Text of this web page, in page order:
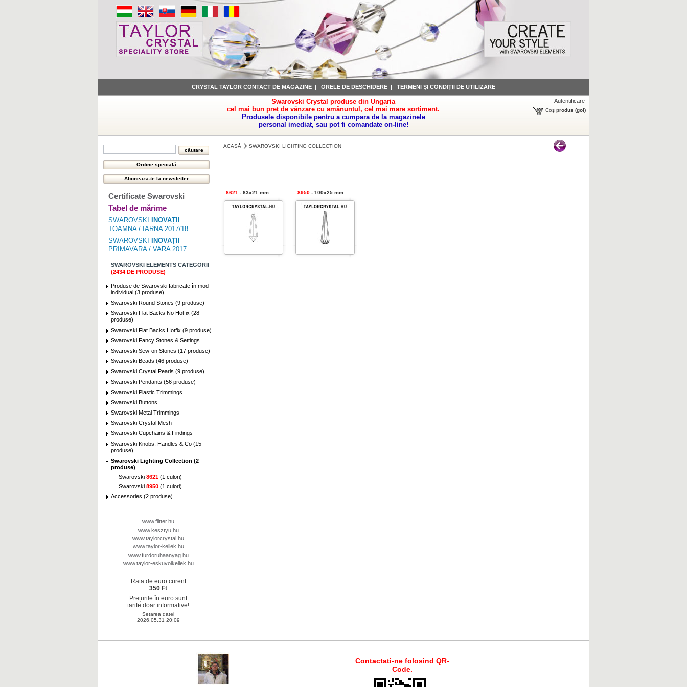
CRYSTAL TAYLOR CONTACT DE MAGAZINE | ORELE DE DESCHIDERE | TERMENI ȘI CONDIȚII DE UTILIZARE
Swarovski Crystal produse din Ungaria
cel mai bun preț de vânzare cu amănuntul, cel mai mare sortiment.
Produsele disponibile pentru a cumpara de la magazinele
personal imediat, sau pot fi comandate on-line!
Autentificare
Coş produs (gol)
Certificate Swarovski
Tabel de mărime
SWAROVSKI
INOVAȚII
TOAMNA / IARNA 2017/18
SWAROVSKI
INOVAȚII
PRIMAVARA / VARA 2017
SWAROVSKI ELEMENTS CATEGORII
(2434 DE PRODUSE)
Produse de Swarovski fabricate în mod
individual (3 produse)
Swarovski Round Stones (9 produse)
Swarovski Flat Backs No Hotfix (28
produse)
Swarovski Flat Backs Hotfix (9 produse)
Swarovski Fancy Stones & Settings
Swarovski Sew-on Stones (17 produse)
Swarovski Beads (46 produse)
Swarovski Crystal Pearls (9 produse)
Swarovski Pendants (56 produse)
Swarovski Plastic Trimmings
Swarovski Buttons
Swarovski Metal Trimmings
Swarovski Crystal Mesh
Swarovski Cupchains & Findings
Swarovski Knobs, Handles & Co (15
produse)
Swarovski Lighting Collection (2
produse)
Swarovski 8621 (1 culori)
Swarovski 8950 (1 culori)
Accessories (2 produse)
www.flitter.hu
www.kesztyu.hu
www.taylorcrystal.hu
www.taylor-kellek.hu
www.furdoruhaanyag.hu
www.taylor-eskuvoikellek.hu
Rata de euro curent
350 Ft
Prețurile în euro sunt
tarife doar informative!
Setarea datei
2026.05.31 20:09
ACASĂ SWAROVSKI LIGHTING COLLECTION
8621 - 63x21 mm 8950 - 100x25 mm
Contactati-ne folosind QR-
Code.